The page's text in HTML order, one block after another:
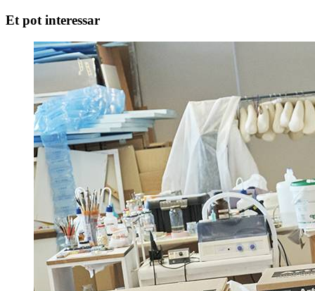
Et pot interessar